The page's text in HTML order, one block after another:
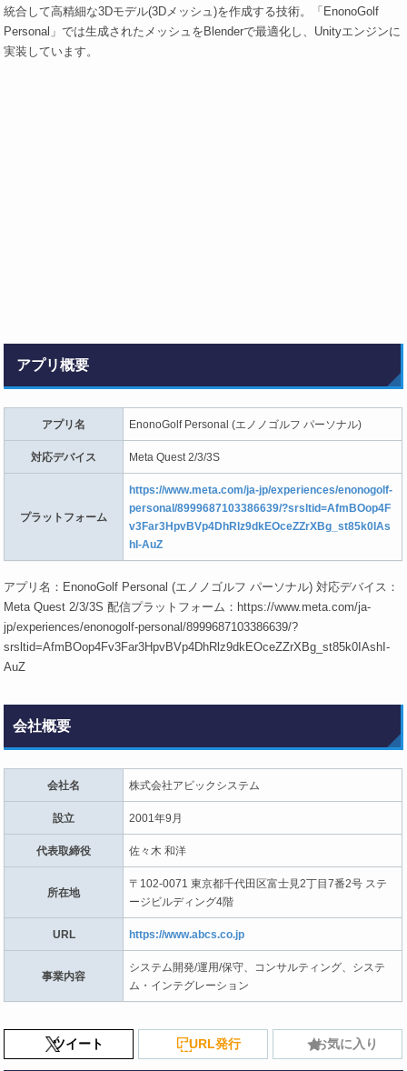
統合して高精細な3Dモデル(3Dメッシュ)を作成する技術。「EnonoGolf
Personal」では生成されたメッシュをBlenderで最適化し、Unityエンジンに
実装しています。
アプリ概要
アプリ名 EnonoGolf Personal (エノノゴルフ パーソナル)
対応デバイス Meta Quest 2/3/3S
プラットフォーム
https://www.meta.com/ja-jp/experiences/enonogolf-
personal/8999687103386639/?srsltid=AfmBOop4F
v3Far3HpvBVp4DhRlz9dkEOceZZrXBg_st85k0IAs
hI-AuZ
アプリ名：EnonoGolf Personal (エノノゴルフ パーソナル) 対応デバイス：
Meta Quest 2/3/3S 配信プラットフォーム：https://www.meta.com/ja-
jp/experiences/enonogolf-personal/8999687103386639/?
srsltid=AfmBOop4Fv3Far3HpvBVp4DhRlz9dkEOceZZrXBg_st85k0IAshI-
AuZ
会社概要
会社名 株式会社アビックシステム
設立 2001年9月
代表取締役 佐々木 和洋
所在地
〒102-0071 東京都千代田区富士見2丁目7番2号 ステ
ージビルディング4階
URL https://www.abcs.co.jp
事業内容
システム開発/運用/保守、コンサルティング、システ
ム・インテグレーション
ツイート URL発行 お気に入り